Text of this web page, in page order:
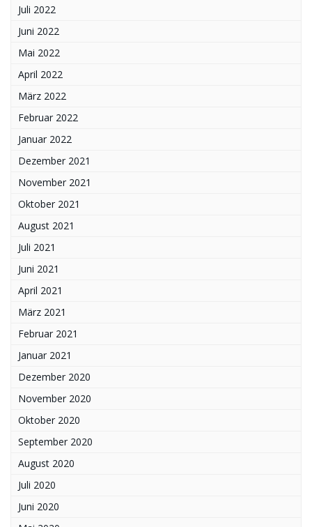
Juli 2022
Juni 2022
Mai 2022
April 2022
März 2022
Februar 2022
Januar 2022
Dezember 2021
November 2021
Oktober 2021
August 2021
Juli 2021
Juni 2021
April 2021
März 2021
Februar 2021
Januar 2021
Dezember 2020
November 2020
Oktober 2020
September 2020
August 2020
Juli 2020
Juni 2020